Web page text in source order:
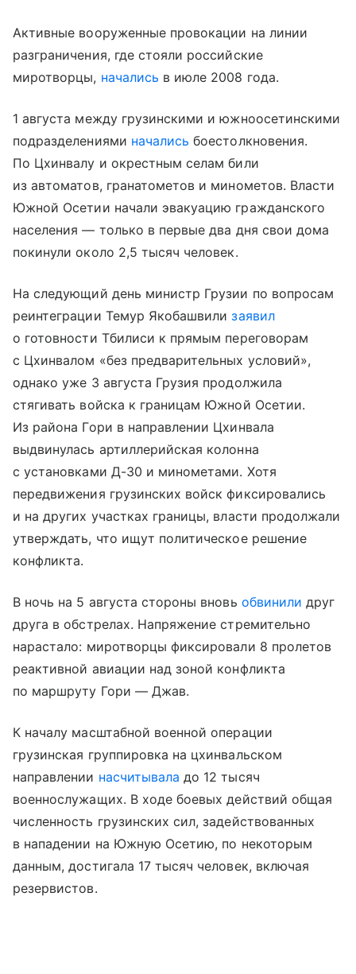
Активные вооруженные провокации на линии
разграничения, где стояли российские
миротворцы, начались в июле 2008 года.
1 августа между грузинскими и южноосетинскими
подразделениями начались боестолкновения.
По Цхинвалу и окрестным селам били
из автоматов, гранатометов и минометов. Власти
Южной Осетии начали эвакуацию гражданского
населения — только в первые два дня свои дома
покинули около 2,5 тысяч человек.
На следующий день министр Грузии по вопросам
реинтеграции Темур Якобашвилизаявил
о готовности Тбилиси к прямым переговорам
с Цхинвалом «без предварительных условий»,
однако уже 3 августа Грузия продолжила
стягивать войска к границам Южной Осетии.
Из района Гори в направлении Цхинвала
выдвинулась артиллерийская колонна
с установками Д-30 и минометами. Хотя
передвижения грузинских войск фиксировались
и на других участках границы, власти продолжали
утверждать, что ищут политическое решение
конфликта.
В ночь на 5 августа стороны вновь обвинили друг
друга в обстрелах. Напряжение стремительно
нарастало: миротворцы фиксировали 8 пролетов
реактивной авиации над зоной конфликта
по маршруту Гори — Джав.
К началу масштабной военной операции
грузинская группировка на цхинвальском
направлении насчитывала до 12 тысяч
военнослужащих. В ходе боевых действий общая
численность грузинских сил, задействованных
в нападении на Южную Осетию, по некоторым
данным, достигала 17 тысяч человек, включая
резервистов.